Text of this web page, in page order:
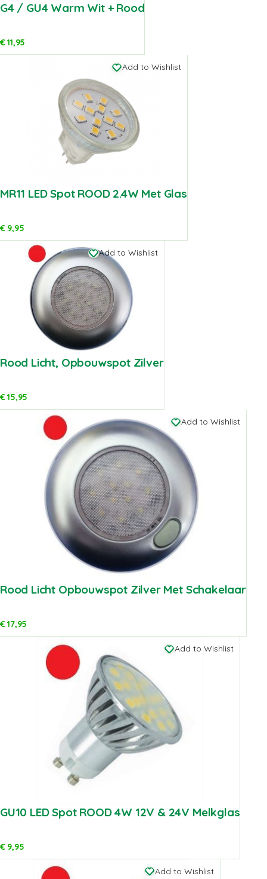
G4 / GU4 Warm Wit + Rood
€11,95
Add to Wishlist
MR11 LED Spot ROOD 2.4W Met Glas
€9,95
Add to Wishlist
Rood Licht, Opbouwspot Zilver
€15,95
Add to Wishlist
Rood Licht Opbouwspot Zilver Met Schakelaar
€17,95
Add to Wishlist
GU10 LED Spot ROOD 4W 12V & 24V Melkglas
€9,95
Add to Wishlist